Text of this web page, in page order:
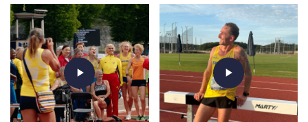
play_arrow play_arrow